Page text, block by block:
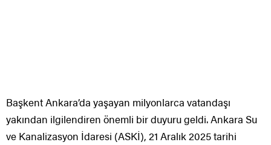
Başkent Ankara’da yaşayan milyonlarca vatandaşı
yakından ilgilendiren önemli bir duyuru geldi. Ankara Su
ve Kanalizasyon İdaresi (ASKİ), 21 Aralık 2025 tarihi